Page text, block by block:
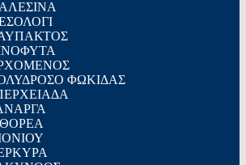
ΦΩΚΙΔΑΣ